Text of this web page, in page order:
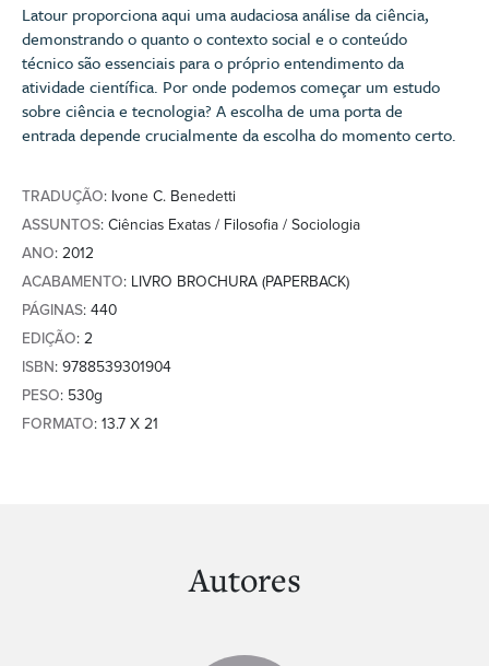
Latour proporciona aqui uma audaciosa análise da ciência,
demonstrando o quanto o contexto social e o conteúdo
técnico são essenciais para o próprio entendimento da
atividade científica. Por onde podemos começar um estudo
sobre ciência e tecnologia? A escolha de uma porta de
entrada depende crucialmente da escolha do momento certo.
TRADUÇÃO: Ivone C. Benedetti
ASSUNTOS: Ciências Exatas / Filosofia / Sociologia
ANO: 2012
ACABAMENTO: LIVRO BROCHURA (PAPERBACK)
PÁGINAS: 440
EDIÇÃO: 2
ISBN: 9788539301904
PESO: 530g
FORMATO: 13.7 X 21
Autores